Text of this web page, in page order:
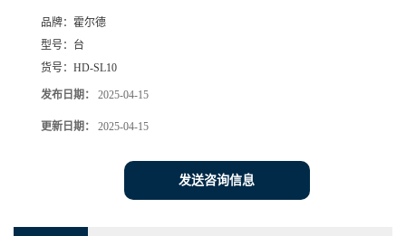
品牌： 霍尔德
型号： 台
货号： HD-SL10
发布日期： 2025-04-15
更新日期： 2025-04-15
发送咨询信息